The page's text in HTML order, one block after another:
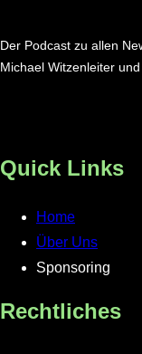
Der Podcast zu allen
Michael Witzenleiter
Quick Links
Home
Über Uns
Sponsoring
Rechtliches